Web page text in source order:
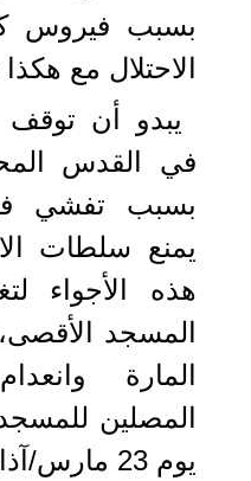
بسبب فيروس
الاحتلال مع
يبدو أن توقف
في القدس
بسبب تفشي
يمنع سلطات
هذه الأجواء
المسجد
المارة
المصلين
يوم 23 مارس/آذار الماضي.